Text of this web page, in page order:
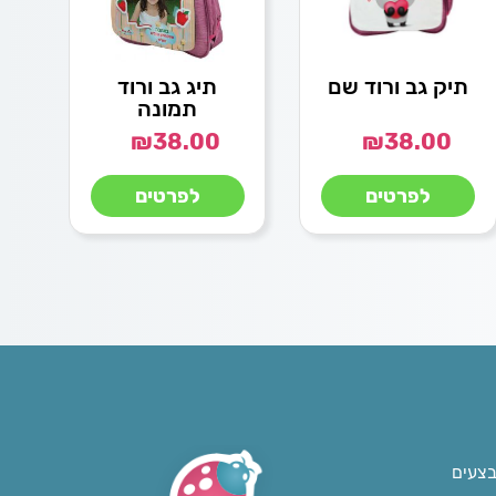
תיק גב ורוד שם
₪38.00
לפרטים
תיג גב ורוד
תמונה
₪38.00
לפרטים